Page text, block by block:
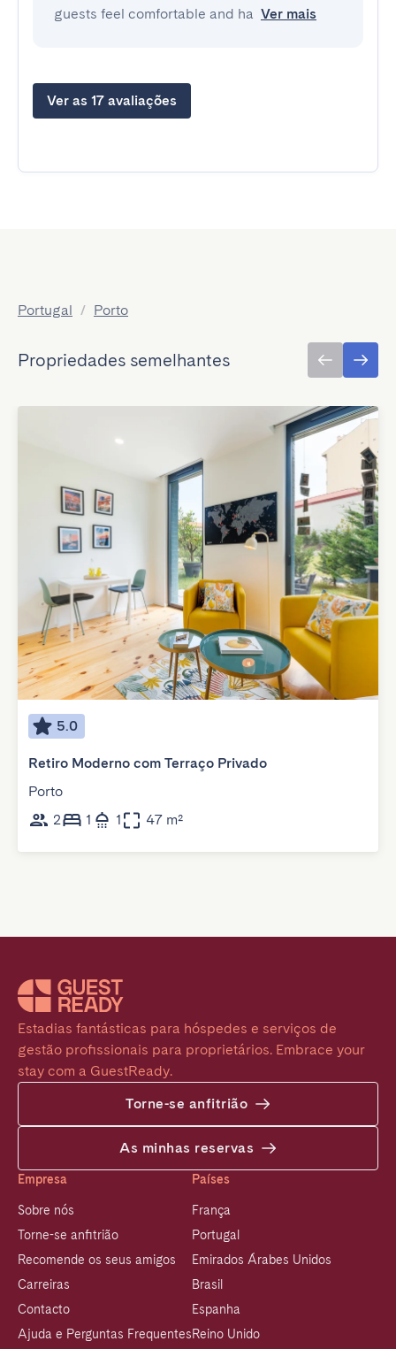
guests feel comfortable and ha Ver mais
Ver as 17 avaliações
Portugal / Porto
Propriedades semelhantes
5.0
Retiro Moderno com Terraço Privado
Porto
2
1 1 47 m²
Estadias fantásticas para hóspedes e serviços de
gestão profissionais para proprietários. Embrace your
stay com a GuestReady.
Torne-se anfitrião
As minhas reservas
Empresa
Sobre nós
Torne-se anfitrião
Recomende os seus amigos
Carreiras
Contacto
Ajuda e Perguntas Frequentes
Países
França
Portugal
Emirados Árabes Unidos
Brasil
Espanha
Reino Unido